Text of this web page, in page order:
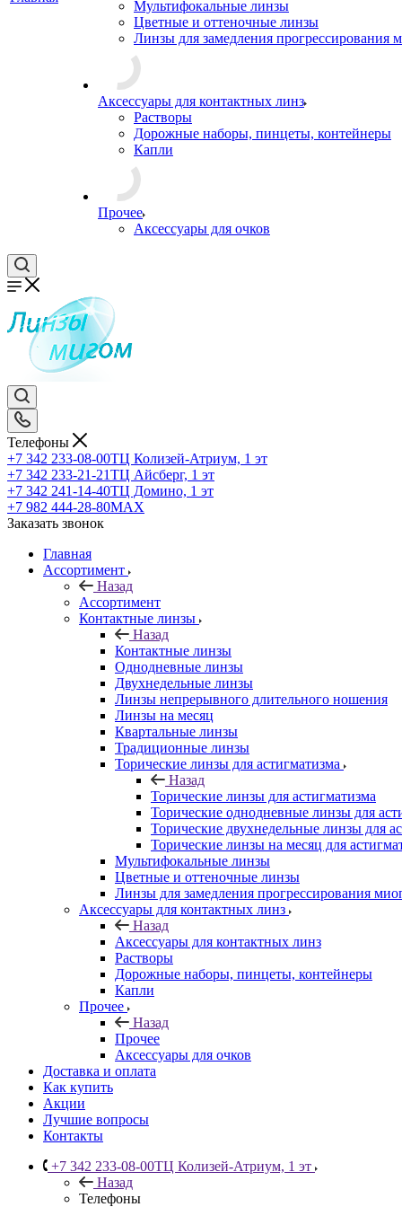
Мультифокальные линзы
Цветные и оттеночные линзы
Линзы для замедления прогрессирования
Аксессуары для контактных линз
Растворы
Дорожные наборы, пинцеты, контейнеры
Капли
Прочее
Аксессуары для очков
Телефоны
+7 342 233-08-00ТЦ Колизей-Атриум, 1 эт
+7 342 233-21-21ТЦ Айсберг, 1 эт
+7 342 241-14-40ТЦ Домино, 1 эт
+7 982 444-28-80MAX
Заказать звонок
Главная
Ассортимент
Назад
Ассортимент
Контактные линзы
Назад
Контактные линзы
Однодневные линзы
Двухнедельные линзы
Линзы непрерывного длительного ношения
Линзы на месяц
Квартальные линзы
Традиционные линзы
Торические линзы для астигматизма
Назад
Торические линзы для астигматизма
Торические однодневные линзы для
Торические двухнедельные линзы для
Торические линзы на месяц для
Мультифокальные линзы
Цветные и оттеночные линзы
Линзы для замедления прогрессирования
Аксессуары для контактных линз
Назад
Аксессуары для контактных линз
Растворы
Дорожные наборы, пинцеты, контейнеры
Капли
Прочее
Назад
Прочее
Аксессуары для очков
Доставка и оплата
Как купить
Акции
Лучшие вопросы
Контакты
+7 342 233-08-00ТЦ Колизей-Атриум, 1 эт
Назад
Телефоны